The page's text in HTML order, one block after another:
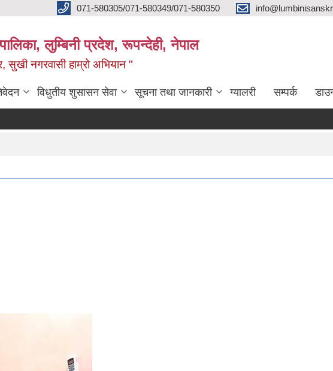
071-580305/071-580349/071-580350
लुम्बिनी प्रदेश, रूपन्देही, नेपाल
सुखी नगरवासी हाम्रो अभियान "
विधुतीय शुसासन सेवा सूचना तथा जानकारी ग्यालरी सम्पर्क